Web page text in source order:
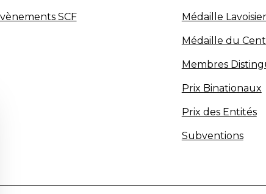
SCF Médaille Lavoisier
Médaille du
Membres
Prix Binationaux
Prix des Entités
Subventions